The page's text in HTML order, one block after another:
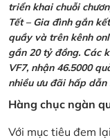
triển khai chuỗi
Tết – Gia đình gắn
quầy và trên kênh
gần 20 tỷ đồng. Các
VF7, nhận 46.5000
nhiều ưu đãi hấp dẫn
Hàng chục ngàn
Với mục tiêu đem